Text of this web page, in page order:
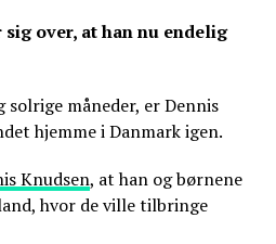
over, at han nu endelig
måneder, er Dennis
hjemme i Danmark igen.
Knudsen, at han og børnene
hvor de ville tilbringe